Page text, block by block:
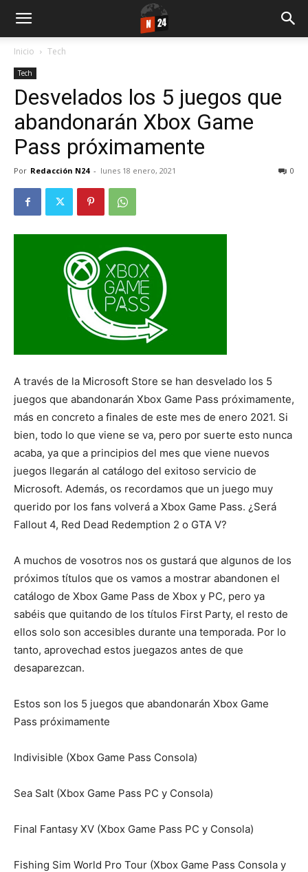
Inicio Tech
Tech
Desvelados los 5 juegos que
abandonarán Xbox Game
Pass próximamente
Por Redacción N24 - lunes 18 enero, 2021 0
A través de la Microsoft Store se han desvelado los 5
juegos que abandonarán Xbox Game Pass próximamente,
más en concreto a finales de este mes de enero 2021. Si
bien, todo lo que viene se va, pero por suerte esto nunca
acaba, ya que a principios del mes que viene nuevos
juegos llegarán al catálogo del exitoso servicio de
Microsoft. Además, os recordamos que un juego muy
querido por los fans volverá a Xbox Game Pass. ¿Será
Fallout 4, Red Dead Redemption 2 o GTA V?
A muchos de vosotros nos os gustará que algunos de los
próximos títulos que os vamos a mostrar abandonen el
catálogo de Xbox Game Pass de Xbox y PC, pero ya
sabéis que quitando de los títulos First Party, el resto de
ellos solo son accesibles durante una temporada. Por lo
tanto, aprovechad estos juegazos antes de que
desaparezcan.
Estos son los 5 juegos que abandonarán Xbox Game
Pass próximamente
Indivisible (Xbox Game Pass Consola)
Sea Salt (Xbox Game Pass PC y Consola)
Final Fantasy XV (Xbox Game Pass PC y Consola)
Fishing Sim World Pro Tour (Xbox Game Pass Consola y